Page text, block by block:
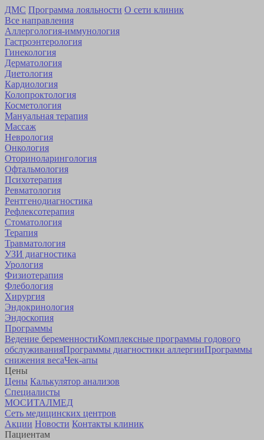
ДМС Программа лояльности О сети клиник
Все направления
Аллергология-иммунология
Гастроэнтерология
Гинекология
Дерматология
Диетология
Кардиология
Коло­проктология
Косметология
Мануальная терапия
Массаж
Неврология
Онкология
Оторино­ларингология
Офтальмология
Психотерапия
Ревматология
Рентгенодиагностика
Рефлексотерапия
Стоматология
Терапия
Травматология
УЗИ диагностика
Урология
Физиотерапия
Флебология
Хирургия
Эндокринология
Эндоскопия
Программы
Ведение беременностиКомплексные программы годового
обслуживанияПрограммы диагностики аллергииПрограммы
снижения весаЧек-апы
Цены
Цены Калькулятор анализов
Специалисты
МОСИТАЛМЕД
Сеть медицинских центров
Акции Новости Контакты клиник
Пациентам